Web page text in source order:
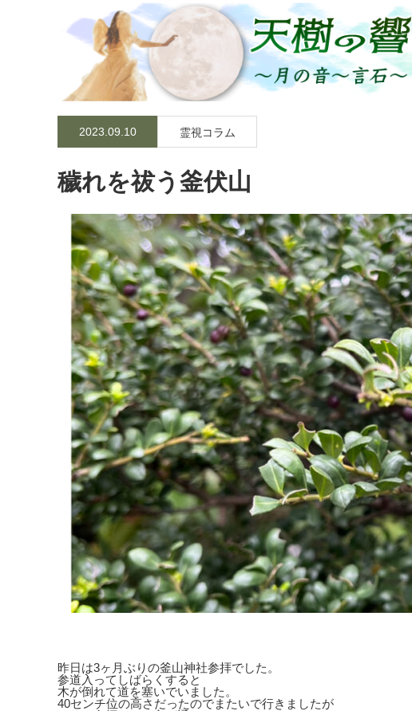
2023.09.10 霊視コラム
穢れを祓う釜伏山
昨日は3ヶ月ぶりの釜山神社参拝でした。
参道入ってしばらくすると
木が倒れて道を塞いでいました。
40センチ位の高さだったのでまたいで行きましたが